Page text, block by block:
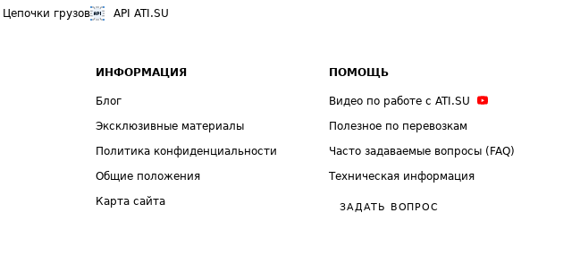
Цепочки грузов API ATI.SU
ИНФОРМАЦИЯ
Блог
Эксклюзивные материалы
Политика конфиденциальности
Общие положения
Карта сайта
ПОМОЩЬ
Видео по работе с ATI.SU
Полезное по перевозкам
Часто задаваемые вопросы (FAQ)
Техническая информация
ЗАДАТЬ ВОПРОС